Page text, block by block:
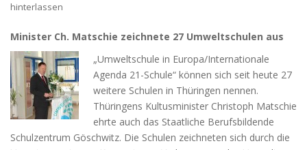
hinterlassen
Minister Ch. Matschie zeichnete 27 Umweltschulen aus
„Umweltschule in Europa/Internationale
Agenda 21-Schule“ können sich seit heute 27
weitere Schulen in Thüringen nennen.
Thüringens Kultusminister Christoph Matschie
ehrte auch das Staatliche Berufsbildende
Schulzentrum Göschwitz. Die Schulen zeichneten sich durch die